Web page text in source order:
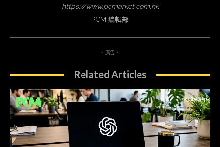
https://www.pcmarket.com.hk
PCM 編輯部
- 廣告 -
Related Articles